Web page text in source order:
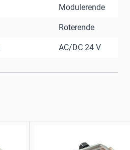
Modulerende
Roterende
AC/DC 24 V